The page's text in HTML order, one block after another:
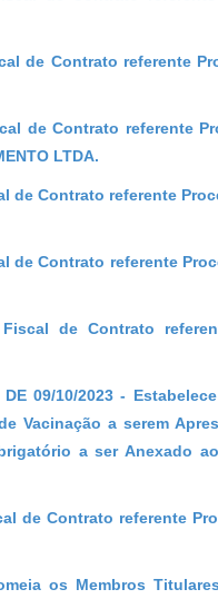
de Contrato referente
de Contrato referente
LTDA.
de Contrato referente
de Contrato referente
de Contrato
- DE 09/10/2023 -
Vacinação a serem
a ser Anexado
de Contrato referente
os Membros